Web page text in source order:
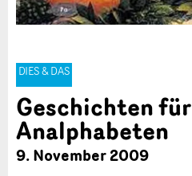
DIES & DAS
Geschichten für
Analphabeten
9. November 2009